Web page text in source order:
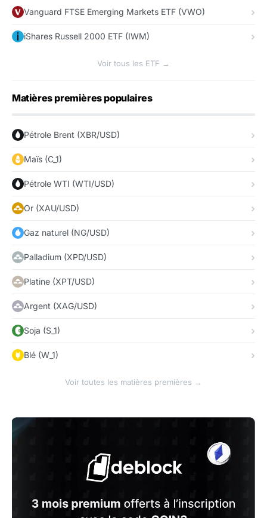
Vanguard FTSE Emerging Markets ETF (VWO)
iShares Russell 2000 ETF (IWM)
Voir tous les ETF →
Matières premières populaires
Pétrole Brent (XBR/USD)
Maïs (C_1)
Pétrole WTI (WTI/USD)
Or (XAU/USD)
Gaz naturel (NG/USD)
Palladium (XPD/USD)
Platine (XPT/USD)
Argent (XAG/USD)
Soja (S_1)
Blé (W_1)
Voir toutes les matières premières →